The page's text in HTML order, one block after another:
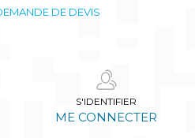
DE DEVIS
S'IDENTIFIER
ME CONNECTER